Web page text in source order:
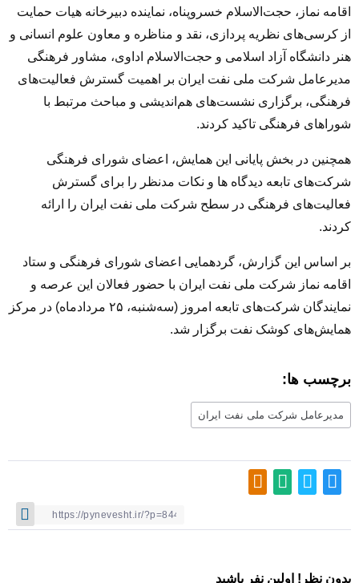
اقامه نماز، حجت‌الاسلام خسروپناه، نماینده دبیرخانه هیات حمایت
از کرسی‌های نظریه پردازی، نقد و مناظره و معاون علوم انسانی و
هنر دانشگاه آزاد اسلامی و حجت‌الاسلام اداوی، مشاور فرهنگی
مدیرعامل شرکت ملی نفت ایران بر اهمیت گسترش فعالیت‌های
فرهنگی، برگزاری نشست‌های هم‌اندیشی و مباحث مرتبط با
شوراهای فرهنگی تاکید کردند.
همچنین در بخش پایانی این همایش، اعضای شورای فرهنگی
شرکت‌های تابعه دیدگاه ها و نکات مدنظر را برای گسترش
فعالیت‌های فرهنگی در سطح شرکت ملی نفت ایران را ارائه
کردند.
بر اساس این گزارش، گردهمایی اعضای شورای فرهنگی و ستاد
اقامه نماز شرکت ملی نفت ایران با حضور فعالان این عرصه و
نمایندگان شرکت‌های تابعه امروز (سه‌شنبه، ۲۵ مردادماه) در مرکز
همایش‌های کوشک نفت برگزار شد.
برچسب ها:
مدیرعامل شرکت ملی نفت ایران
بدون نظر! اولین نفر باشید